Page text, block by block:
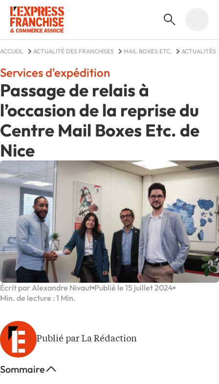
ACCUEIL ACTUALITÉ DES FRANCHISES MAIL BOXES ETC. ACTUALITÉS
Passage de relais à
l’occasion de la reprise du
Centre Mail Boxes Etc. de
Nice
Services d'expédition
Écrit par Alexandre Nivaut Publié le 15 juillet 2024
Min. de lecture : 1 Min.
Publié par La Rédaction
Sommaire